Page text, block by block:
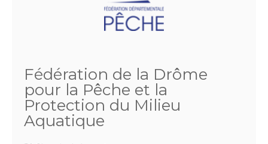
Fédération de la Drôme
pour la Pêche et la
Protection du Milieu
Aquatique